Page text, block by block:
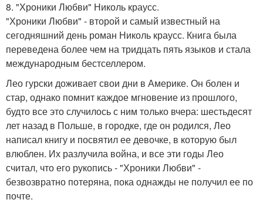
8. "Хроники Любви" Николь краусс.
"Хроники Любви" - второй и самый известный на
сегодняшний день роман Николь краусс. Книга была
переведена более чем на тридцать пять языков и стала
международным бестселлером.
Лео гурски доживает свои дни в Америке. Он болен и
стар, однако помнит каждое мгновение из прошлого,
будто все это случилось с ним только вчера: шестьдесят
лет назад в Польше, в городке, где он родился, Лео
написал книгу и посвятил ее девочке, в которую был
влюблен. Их разлучила война, и все эти годы Лео
считал, что его рукопись - "Хроники Любви" -
безвозвратно потеряна, пока однажды не получил ее по
почте.